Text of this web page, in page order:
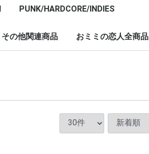
PUNK/HARDCORE/INDIES
LP/12inch/10inch
7inch
その他関連商品 おミミの恋人全商品